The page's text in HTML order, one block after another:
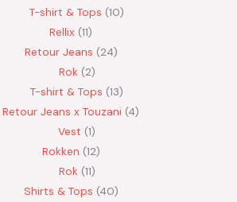
T-shirt & Tops 10
Rellix 11
Retour Jeans 24
Rok 2
T-shirt & Tops 13
Retour Jeans x Touzani 4
Vest 1
Rokken 12
Rok 11
Shirts & Tops 40